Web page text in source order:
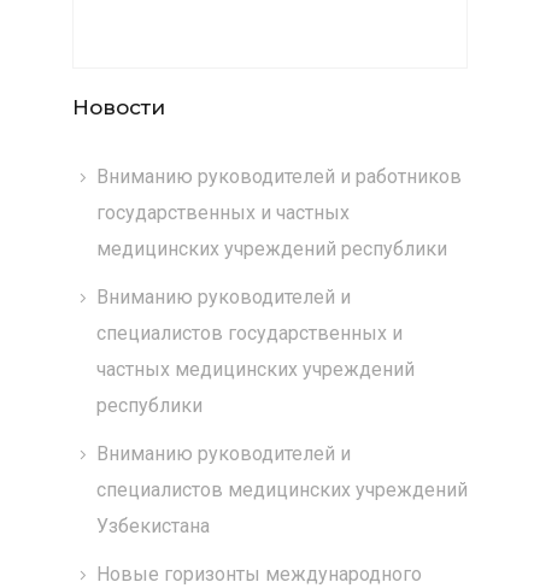
Новости
Вниманию руководителей и работников
государственных и частных
медицинских учреждений республики
Вниманию руководителей и
специалистов государственных и
частных медицинских учреждений
республики
Вниманию руководителей и
специалистов медицинских учреждений
Узбекистана
Новые горизонты международного